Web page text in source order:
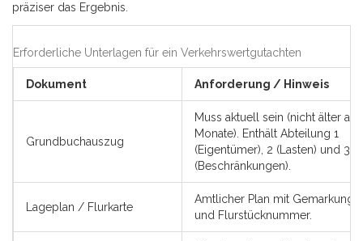
präziser das Ergebnis.
Erforderliche Unterlagen für ein Verkehrswertgutachten
Dokument Anforderung / Hinweis
Grundbuchauszug
Muss aktuell sein (nicht älter als
Monate). Enthält Abteilung 1
(Eigentümer), 2 (Lasten) und 3
(Beschränkungen).
Lageplan / Flurkarte
Amtlicher Plan mit Gemarkung,
und Flurstücknummer.